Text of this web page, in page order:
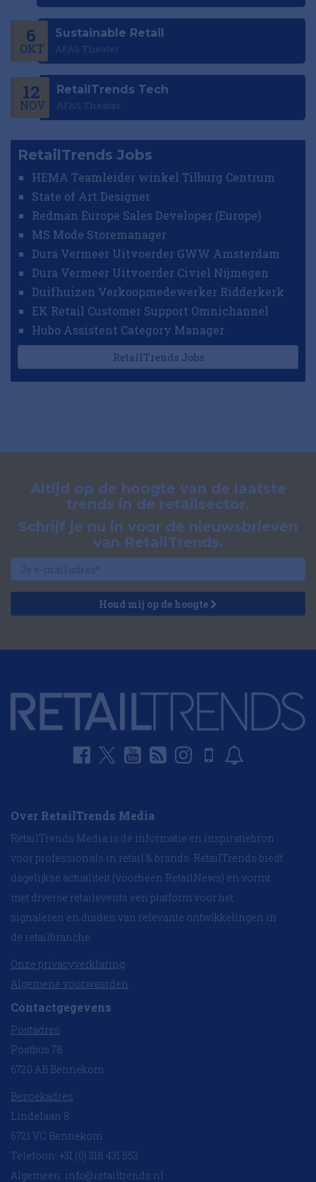
6
OKT
Sustainable Retail
AFAS Theater
12
NOV
RetailTrends Tech
AFAS Theater
RetailTrends Jobs
HEMA Teamleider winkel Tilburg Centrum
State of Art Designer
Redman Europe Sales Developer (Europe)
MS Mode Storemanager
Dura Vermeer Uitvoerder GWW Amsterdam
Dura Vermeer Uitvoerder Civiel Nijmegen
Duifhuizen Verkoopmedewerker Ridderkerk
EK Retail Customer Support Omnichannel
Hubo Assistent Category Manager
RetailTrends Jobs
Altijd op de hoogte van de laatste
trends in de retailsector.
Schrijf je nu in voor de nieuwsbrieven
van RetailTrends.
Houd mij op de hoogte
Over RetailTrends Media
RetailTrends Media is dé informatie en inspiratiebron
voor professionals in retail & brands. RetailTrends biedt
dagelijkse actualiteit (voorheen RetailNews) en vormt
met diverse retailevents een platform voor het
signaleren en duiden van relevante ontwikkelingen in
de retailbranche.
Onze privacyverklaring
Algemene voorwaarden
Contactgegevens
Postadres
Postbus 78
6720 AB Bennekom
Bezoekadres
Lindelaan 8
6721 VC Bennekom
Telefoon: +31 (0) 318 431 553
Algemeen: info@retailtrends.nl